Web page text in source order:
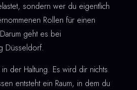
sondern wer du eigentlich
Rollen für einen
geht es bei
Düsseldorf.
der Haltung. Es wird dir nichts
entsteht ein Raum, in dem du